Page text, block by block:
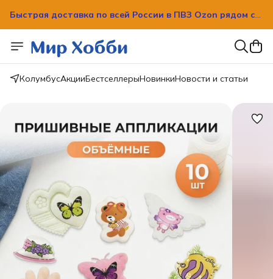
Быстрая доставка по всей России в ПВЗ Ozon рядом с
Быстрая доставка по всей России в ПВЗ Ozon рядом с
вашим домом!
КолумбусАкцииБестселлерыНовинкиНовости и статьи